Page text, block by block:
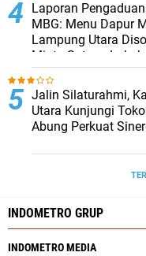
Laporan
MBG: Menu Dapur
Lampung Utara
Minta Satgas
Jalin Silaturahmi,
Utara Kunjungi
Abung Perkuat
INDOMETRO GRUP
INDOMETRO MEDIA